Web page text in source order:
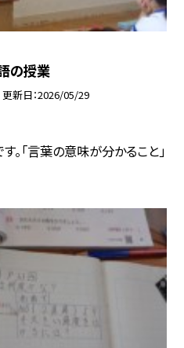
の授業
更新日 2026/05/29
。「言葉の意味が分かること」